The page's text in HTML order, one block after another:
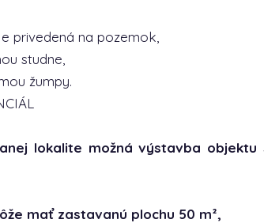
privedená na pozemok,
studne,
žumpy.
lokalite možná výstavba objektu
mať zastavanú plochu 50 m²,